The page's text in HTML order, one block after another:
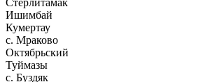
Стерлитамак
Ишимбай
Кумертау
c. Мраково
Октябрьский
Туймазы
c. Буздяк